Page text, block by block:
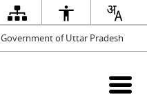
Government of Uttar Pradesh